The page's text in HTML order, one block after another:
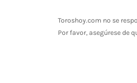
Toroshoy.com no se
Por favor, asegúrese de